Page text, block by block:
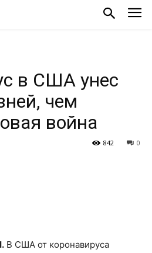
в США унес
чем
война
0
842
В США от коронавируса